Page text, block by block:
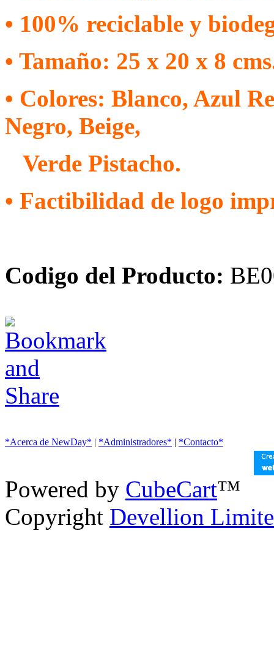
• 100% reciclable y
• Tamaño: 25 x 20 x 8
• Colores: Blanco, Azul
Negro, Beige,
Verde Pistacho.
• Factibilidad de logo
Codigo del Producto:
*Acerca de NewDay* | *Administradores* | *Contacto*
Powered by CubeCart™
Copyright Devellion